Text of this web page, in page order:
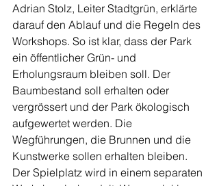
Adrian Stolz, Leiter Stadtgrün, erklärte
darauf den Ablauf und die Regeln des
Workshops. So ist klar, dass der Park
ein öffentlicher Grün- und
Erholungsraum bleiben soll. Der
Baumbestand soll erhalten oder
vergrössert und der Park ökologisch
aufgewertet werden. Die
Wegführungen, die Brunnen und die
Kunstwerke sollen erhalten bleiben.
Der Spielplatz wird in einem separaten